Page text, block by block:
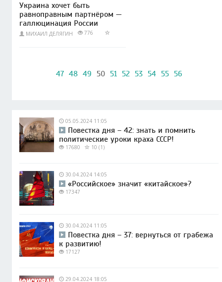
Украина хочет быть
равноправным партнёром —
галлюцинация России
МИХАИЛ ДЕЛЯГИН 776
47 48 49 50 51 52 53 54 55 56
05.05.2024 11:05
Повестка дня – 42: знать и помнить
политические уроки краха СССР!
17680 10 (1)
30.04.2024 14:05
«Российское» значит «китайское»?
17347
30.04.2024 11:05
Повестка дня – 37: вернуться от грабежа
к развитию!
17127
29.04.2024 18:05